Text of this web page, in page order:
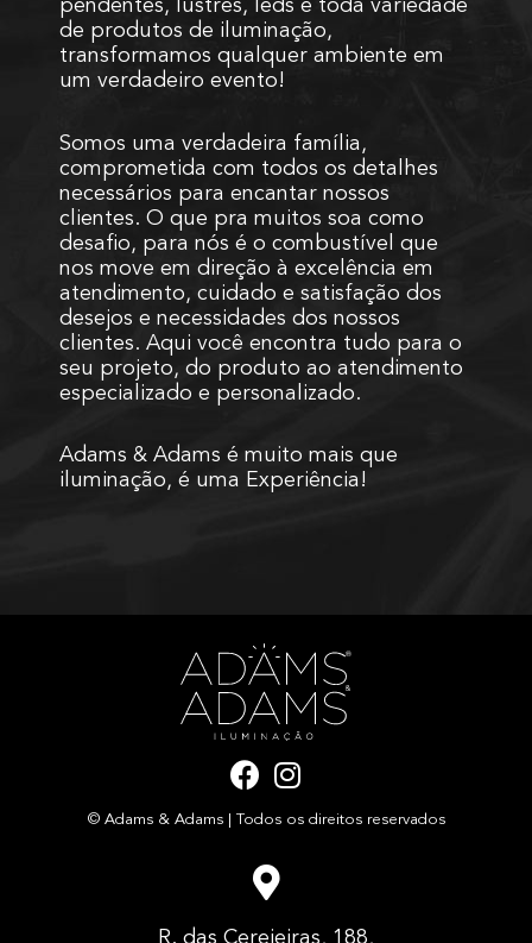
pendentes, lustres, leds e toda variedade
de produtos de iluminação,
transformamos qualquer ambiente em
um verdadeiro evento!
Somos uma verdadeira família,
comprometida com todos os detalhes
necessários para encantar nossos
clientes. O que pra muitos soa como
desafio, para nós é o combustível que
nos move em direção à excelência em
atendimento, cuidado e satisfação dos
desejos e necessidades dos nossos
clientes. Aqui você encontra tudo para o
seu projeto, do produto ao atendimento
especializado e personalizado.
Adams & Adams é muito mais que
iluminação, é uma Experiência!
F
a
c
b
I
n
s
© Adams & Adams | Todos os direitos reservados
R. das Cerejeiras, 188,